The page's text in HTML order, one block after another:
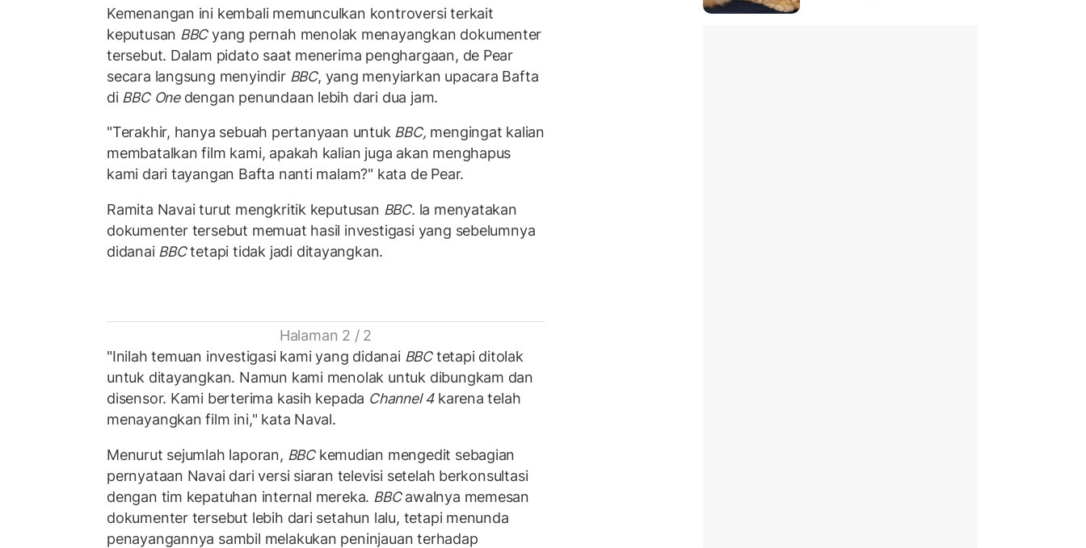
Kemenangan ini kembali memunculkan kontroversi terkait
keputusan BBCyang pernah menolak menayangkan dokumenter
tersebut. Dalam pidato saat menerima penghargaan, de Pear
secara langsung menyindir BBC, yang menyiarkan upacara Bafta
di BBC Onedengan penundaan lebih dari dua jam.
"Terakhir, hanya sebuah pertanyaan untuk BBC, mengingat kalian
membatalkan film kami, apakah kalian juga akan menghapus
kami dari tayangan Bafta nanti malam?" kata de Pear.
Ramita Navai turut mengkritik keputusan BBC. la menyatakan
dokumenter tersebut memuat hasil investigasi yang sebelumnya
didanai BBCtetapi tidak jadi ditayangkan.
Halaman 2 / 2
"Inilah temuan investigasi kami yang didanai BBCtetapi ditolak
untuk ditayangkan. Namun kami menolak untuk dibungkam dan
disensor. Kami berterima kasih kepada Channel 4karena telah
menayangkan film ini," kata Naval.
Menurut sejumlah laporan, BBCkemudian mengedit sebagian
pernyataan Navai dari versi siaran televisi setelah berkonsultasi
dengan tim kepatuhan internal mereka. BBCawalnya memesan
dokumenter tersebut lebih dari setahun lalu, tetapi menunda
penayangannya sambil melakukan peninjauan terhadap